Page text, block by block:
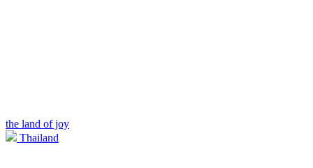
the land of joy
Thailand